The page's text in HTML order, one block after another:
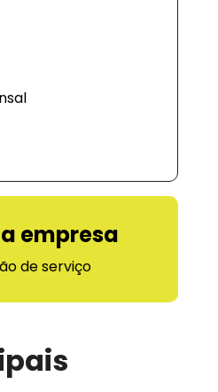
empresa
de serviço